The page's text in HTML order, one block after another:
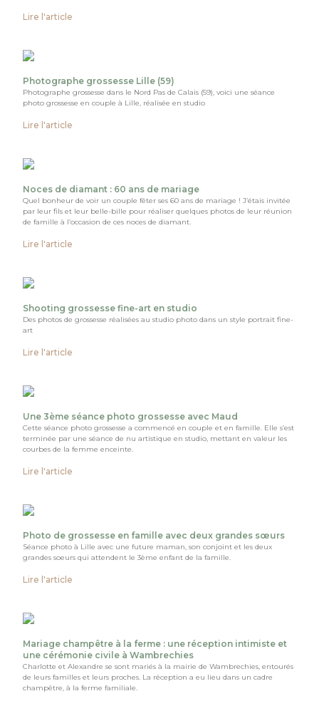
Lire l'article
Photographe grossesse Lille (59)
Photographe grossesse dans le Nord Pas de Calais (59), voici une séance
photo grossesse en couple à Lille, réalisée en studio
Lire l'article
Noces de diamant : 60 ans de mariage
Quel bonheur de voir un couple fêter ses 60 ans de mariage ! J’étais invitée
par leur fils et leur belle-bille pour réaliser quelques photos de leur réunion
de famille à l’occasion de ces noces de diamant.
Lire l'article
Shooting grossesse fine-art en studio
Des photos de grossesse réalisées au studio photo dans un style portrait fine-
art
Lire l'article
Une 3ème séance photo grossesse avec Maud
Cette séance photo grossesse a commencé en couple et en famille. Elle s’est
terminée par une séance de nu artistique en studio, mettant en valeur les
courbes de la femme enceinte.
Lire l'article
Photo de grossesse en famille avec deux grandes sœurs
Séance photo à Lille avec une future maman, son conjoint et les deux
grandes soeurs qui attendent le 3ème enfant de la famille.
Lire l'article
Mariage champêtre à la ferme : une réception intimiste et
une cérémonie civile à Wambrechies
Charlotte et Alexandre se sont mariés à la mairie de Wambrechies, entourés
de leurs familles et leurs proches. La réception a eu lieu dans un cadre
champêtre, à la ferme familiale.